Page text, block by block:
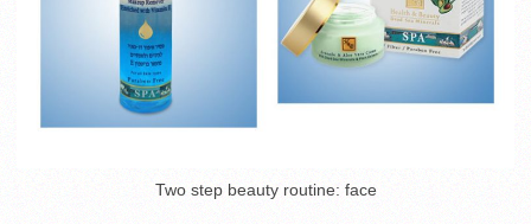
Two step beauty routine: face